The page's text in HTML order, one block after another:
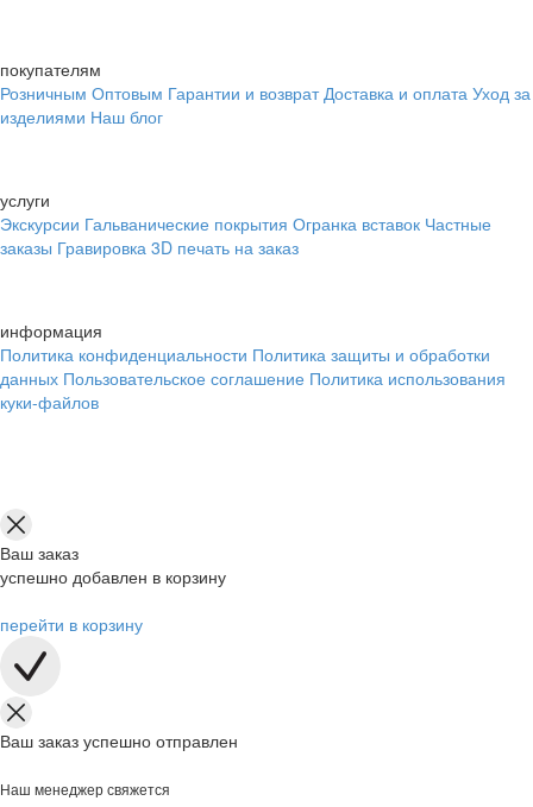
покупателям
Розничным Оптовым Гарантии и возврат Доставка и оплата Уход за
изделиями Наш блог
услуги
Экскурсии Гальванические покрытия Огранка вставок Частные
заказы Гравировка 3D печать на заказ
информация
Политика конфиденциальности Политика защиты и обработки
данных Пользовательское соглашение Политика использования
куки-файлов
Ваш заказ
успешно добавлен в корзину
перейти в корзину
Ваш заказ успешно отправлен
Наш менеджер свяжется